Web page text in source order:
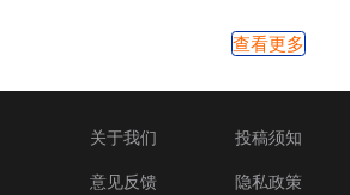
查看更多
关于我们 投稿须知
意见反馈 隐私政策